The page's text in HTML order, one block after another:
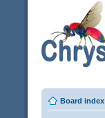
Board index